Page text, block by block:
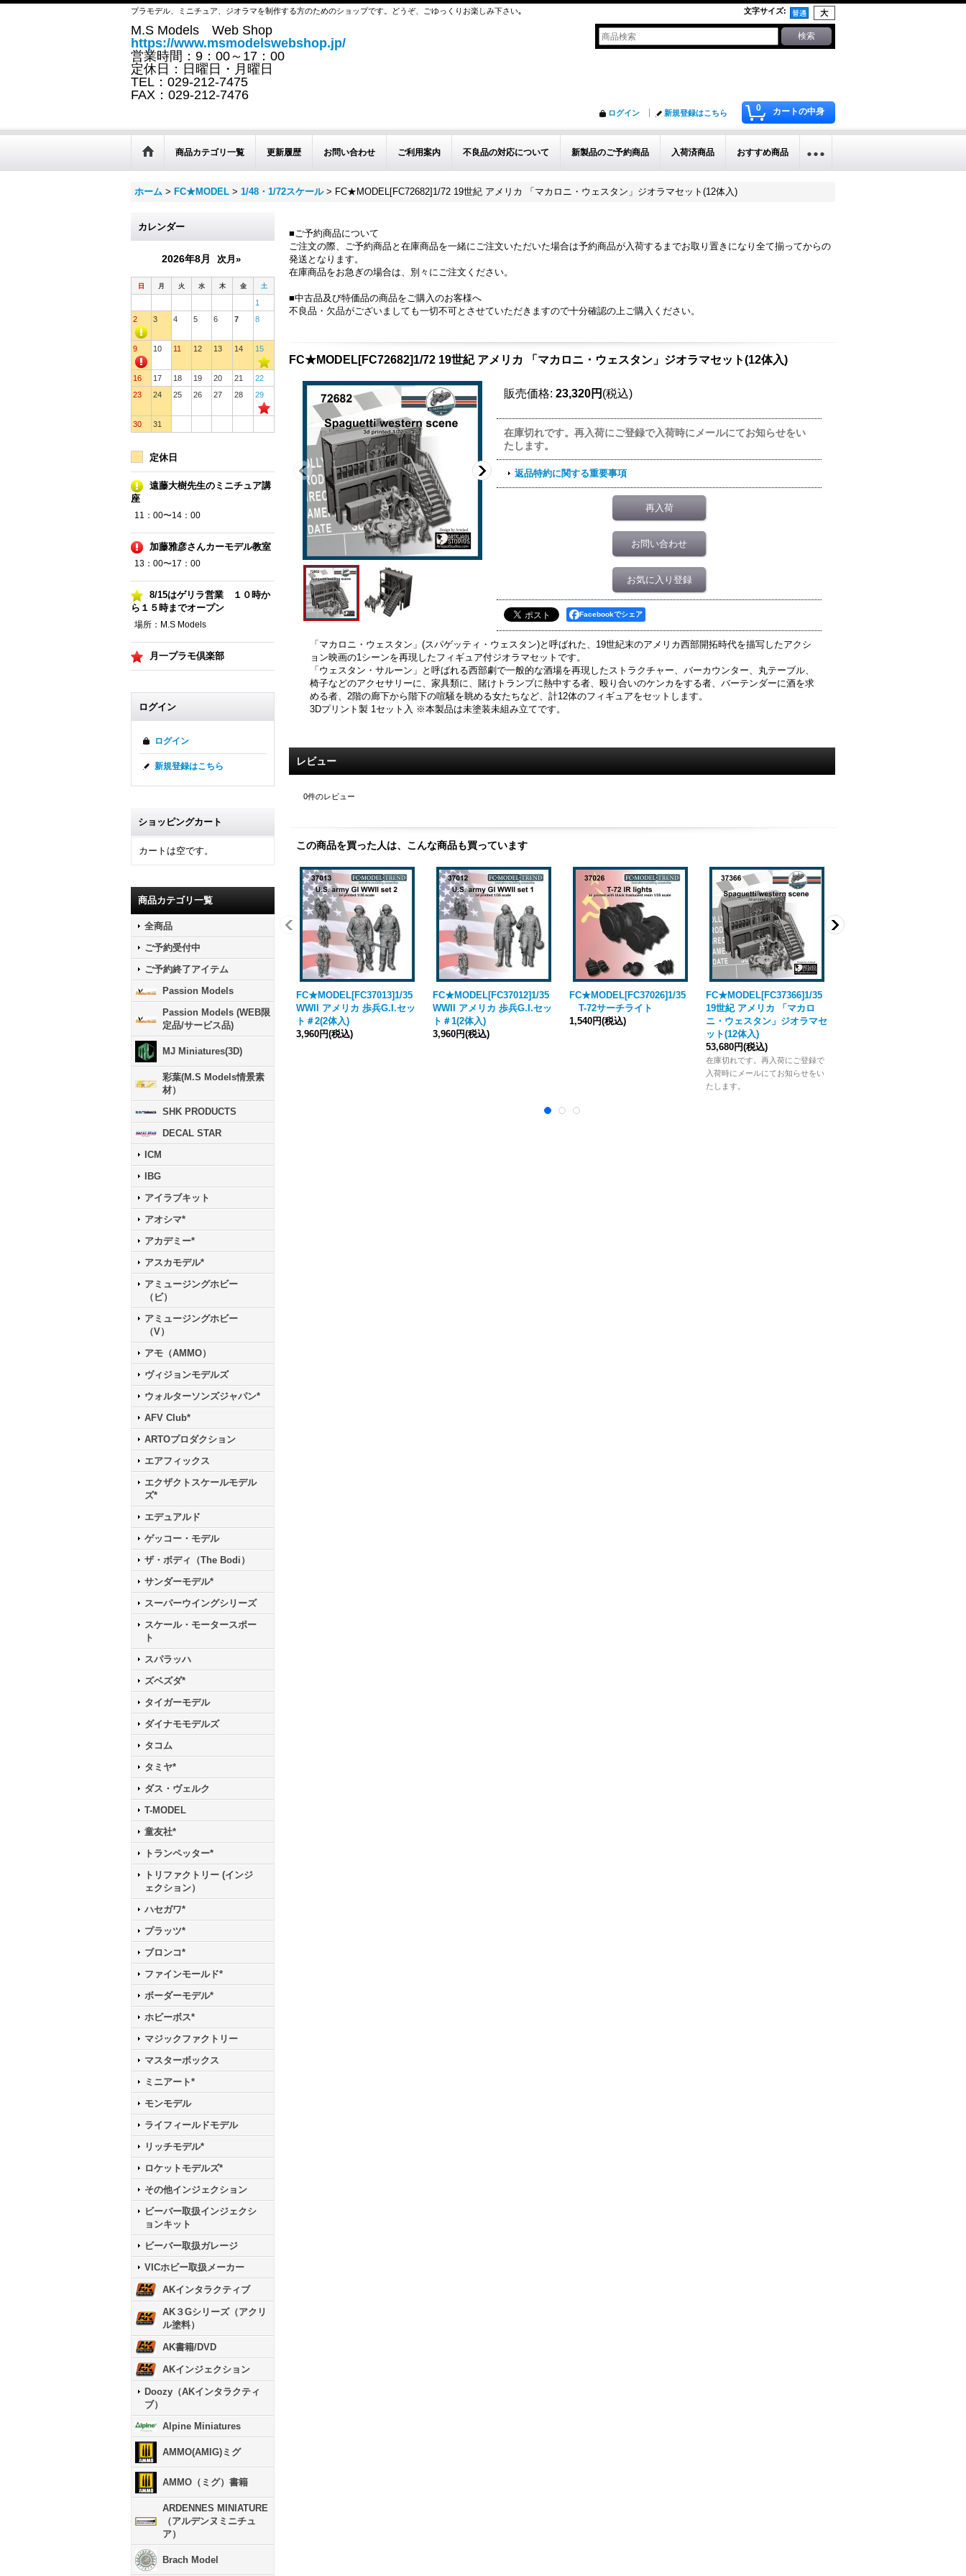
プラモデル、ミニチュア、ジオラマを制作する方のためのショップです。どうぞ、ごゆっくりお楽しみ下さい｡ 文字サイズ:
M.S Models Web Shop
https://www.msmodelswebshop.jp/
営業時間：9：00～17：00
定休日：日曜日・月曜日
TEL：029-212-7475
FAX：029-212-7476
0 カートの中身
ログイン 新規登録はこちら
商品カテゴリ一覧 更新履歴 お問い合わせ ご利用案内 不良品の対応について 新製品のご予約商品 入荷済商品 おすすめ商品
ホーム > FC★MODEL > 1/48・1/72スケール > FC★MODEL[FC72682]1/72 19世紀 アメリカ 「マカロニ・ウェスタン」ジオラマセット(12体入)
カレンダー
2026年8月 次月»
日 月 火 水 木 金 土
1
2
3 4 5 6 7 8
9 10 11 12 13 14 15
16 17 18 19 20 21
22
23
24 25 26 27 28 29
30 31
定休日
遠藤大樹先生のミニチュア講
座
11：00〜14：00
加藤雅彦さんカーモデル教室
13：00〜17：00
8/15はゲリラ営業 １０時か
ら１５時までオープン
場所：M.S Models
月一プラモ倶楽部
ログイン
ログイン
新規登録はこちら
ショッピングカート
カートは空です。
商品カテゴリ一覧
全商品
ご予約受付中
ご予約終了アイテム
Passion Models
Passion Models (WEB限
定品/サービス品)
MJ Miniatures(3D)
彩葉(M.S Models情景素
材）
SHK PRODUCTS
DECAL STAR
ICM
IBG
アイラブキット
アオシマ*
アカデミー*
アスカモデル*
アミュージングホビー
（ビ）
アミュージングホビー
（V）
アモ（AMMO）
ヴィジョンモデルズ
ウォルターソンズジャパン*
AFV Club*
ARTOプロダクション
エアフィックス
エクザクトスケールモデル
ズ*
エデュアルド
ゲッコー・モデル
ザ・ボディ（The Bodi）
サンダーモデル*
スーパーウイングシリーズ
スケール・モータースポー
ト
スパラッハ
ズベズダ*
タイガーモデル
ダイナモモデルズ
タコム
タミヤ*
ダス・ヴェルク
T-MODEL
童友社*
トランペッター*
トリファクトリー (インジ
ェクション）
ハセガワ*
プラッツ*
ブロンコ*
ファインモールド*
ボーダーモデル*
ホビーボス*
マジックファクトリー
マスターボックス
ミニアート*
モンモデル
ライフィールドモデル
リッチモデル*
ロケットモデルズ*
その他インジェクション
ビーバー取扱インジェクシ
ョンキット
ビーバー取扱ガレージ
VICホビー取扱メーカー
AKインタラクティブ
AK３Gシリーズ（アクリ
ル塗料）
AK書籍/DVD
AKインジェクション
Doozy（AKインタラクティ
ブ）
Alpine Miniatures
AMMO(AMIG)ミグ
AMMO（ミグ）書籍
ARDENNES MINIATURE
（アルデンヌミニチュ
ア）
Brach Model
■ご予約商品について
ご注文の際、ご予約商品と在庫商品を一緒にご注文いただいた場合は予約商品が入荷するまでお取り置きになり全て揃ってからの
発送となります。
在庫商品をお急ぎの場合は、別々にご注文ください。
■中古品及び特価品の商品をご購入のお客様へ
不良品・欠品がございましても一切不可とさせていただきますので十分確認の上ご購入ください。
FC★MODEL[FC72682]1/72 19世紀 アメリカ 「マカロニ・ウェスタン」ジオラマセット(12体入)
販売価格: 23,320円 (税込)
在庫切れです。再入荷にご登録で入荷時にメールにてお知らせをい
たします。
返品特約に関する重要事項
再入荷
お問い合わせ
お気に入り登録
Facebookでシェア
「マカロニ・ウェスタン」(スパゲッティ・ウェスタン)と呼ばれた、19世紀末のアメリカ西部開拓時代を描写したアクシ
ョン映画の1シーンを再現したフィギュア付ジオラマセットです。
「ウェスタン・サルーン」と呼ばれる西部劇で一般的な酒場を再現したストラクチャー、バーカウンター、丸テーブル、
椅子などのアクセサリーに、家具類に、賭けトランプに熱中する者、殴り合いのケンカをする者、バーテンダーに酒を求
める者、2階の廊下から階下の喧騒を眺める女たちなど、計12体のフィギュアをセットします。
3Dプリント製 1セット入 ※本製品は未塗装未組み立てです。
レビュー
0件のレビュー
この商品を買った人は、こんな商品も買っています
FC★MODEL[FC37013]1/35
WWII アメリカ 歩兵G.I.セッ
ト＃2(2体入)
3,960円(税込)
FC★MODEL[FC37012]1/35
WWII アメリカ 歩兵G.I.セッ
ト＃1(2体入)
3,960円(税込)
FC★MODEL[FC37026]1/35
T-72サーチライト
1,540円(税込)
FC★MODEL[FC37366]1/35
19世紀 アメリカ 「マカロ
ニ・ウェスタン」ジオラマセ
ット(12体入)
53,680円(税込)
在庫切れです。再入荷にご登録で
入荷時にメールにてお知らせをい
たします。